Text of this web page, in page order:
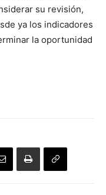
su revisión,
ya los indicadores
la oportunidad